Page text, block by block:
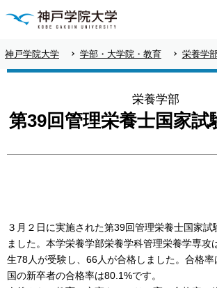
神戸学院大学 学部・大学院・教育 栄養学
栄養学部
第39回管理栄養士国家試
３月２日に実施された第39回管理栄養士国家
ました。本学栄養学部栄養学科管理栄養学専攻
生78人が受験し、66人が合格しました。合格
国の新卒者の合格率は80.1%です。